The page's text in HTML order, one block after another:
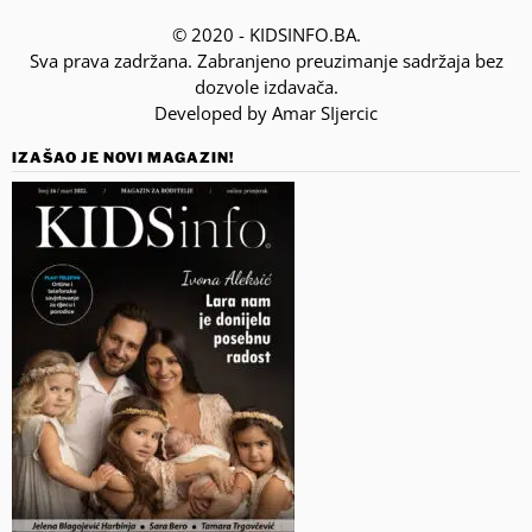
© 2020 - KIDSINFO.BA.
Sva prava zadržana. Zabranjeno preuzimanje sadržaja bez
dozvole izdavača.
Developed by Amar SIjercic
IZAŠAO JE NOVI MAGAZIN!